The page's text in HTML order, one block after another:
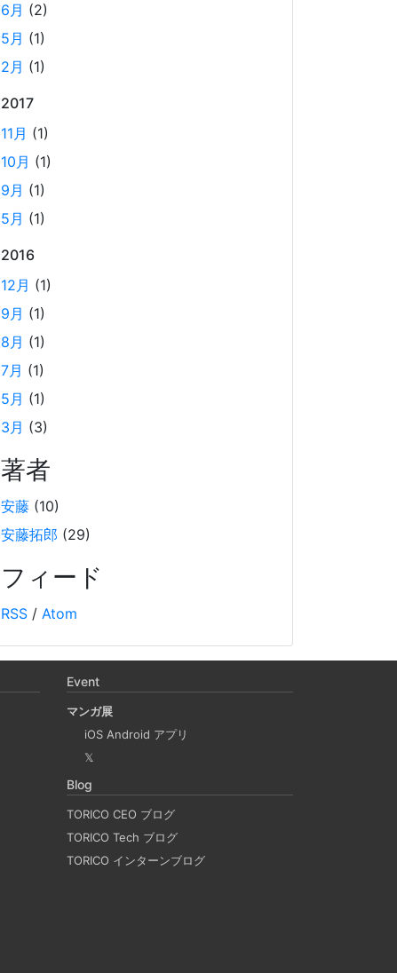
時の話
2025-03-17
のホーリンラブブックスがあります。
2024年のTORICOの社内勉強会の内容
2025-02-17
TORICOでは、毎月1回のペースで開発者による
技術勉強会の内容を紹介します。
AWS OpenSearch を、マネージドクラス
ターからサーバーレスに移行した時のコス
ト削減効果
2025-01-21
当社では、2024年12月に、サービスの検索エン
ジンをOpenSearch のマネージドクラスターか
らサーバーレスに変更しました。 主に実費のコ
ストダウンとマネジメントコストの低減を期待し
て変更しての実施となります。 実際のコスト変
動のグラフと、変更しての所感を記載しました。
2024年末の LangChain チュートリアル
2024-12-15
す。2024年12月の技術勉強会の内容を基に、
LangChainの基本的な使い方や環境構築手順、シ
ンプルなLLMの使用方法、APIサーバーの構築方
法などを解説しています。また、Wikipediaから
取得したデータを用いたRAGとメモリーセーバー
の実装例も紹介しています。
Weaviate をローカルDockerで起動して、
手軽に RAG するチュートリアル
6月 (2)
5月 (1)
2月 (1)
2017
11月 (1)
10月 (1)
9月 (1)
5月 (1)
2016
12月 (1)
9月 (1)
8月 (1)
7月 (1)
5月 (1)
3月 (3)
著者
安藤 (10)
安藤拓郎 (29)
フィード
RSS / Atom
Event
マンガ展
iOS Android アプリ
𝕏
Blog
TORICO CEO ブログ
TORICO Tech ブログ
TORICO インターンブログ